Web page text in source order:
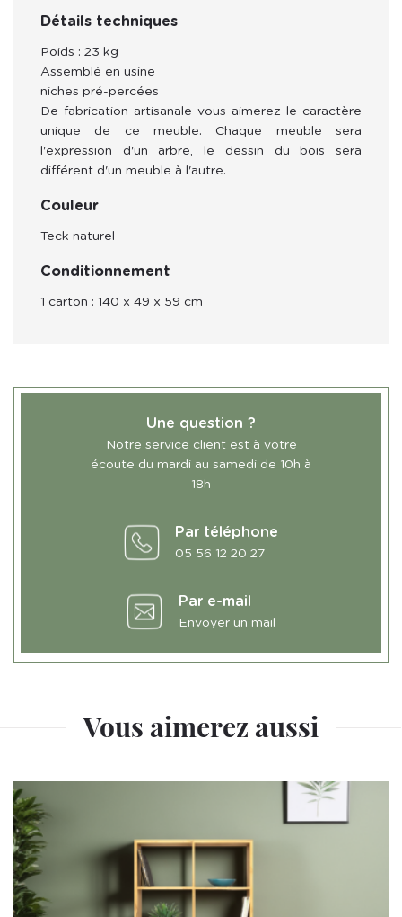
Détails techniques
Poids : 23 kg
Assemblé en usine
niches pré-percées
De fabrication artisanale vous aimerez le caractère
unique de ce meuble. Chaque meuble sera
l'expression d'un arbre, le dessin du bois sera
différent d'un meuble à l'autre.
Couleur
Teck naturel
Conditionnement
1 carton : 140 x 49 x 59 cm
Une question ?
Notre service client est à votre
écoute du mardi au samedi de 10h à
18h
Par téléphone
05 56 12 20 27
Par e-mail
Envoyer un mail
Vous aimerez aussi